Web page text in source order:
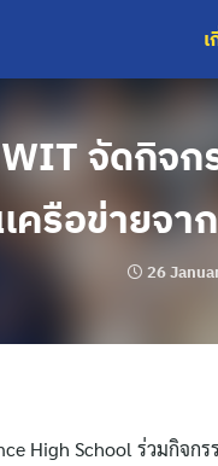
จัดกิจ
ครือข่ายจ
26
High School ร่วมกิ